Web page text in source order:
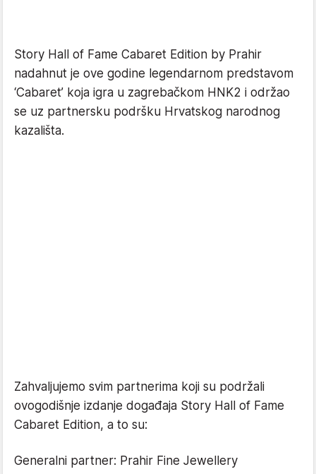
Story Hall of Fame Cabaret Edition by Prahir
nadahnut je ove godine legendarnom predstavom
‘Cabaret’ koja igra u zagrebačkom HNK2 i održao
se uz partnersku podršku Hrvatskog narodnog
kazališta.
Zahvaljujemo svim partnerima koji su podržali
ovogodišnje izdanje događaja Story Hall of Fame
Cabaret Edition, a to su:
Generalni partner: Prahir Fine Jewellery